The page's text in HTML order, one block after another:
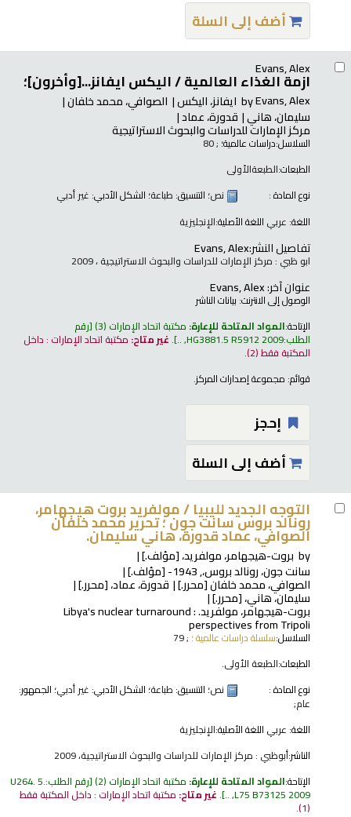
أضف إلى السلة
Evans, Alex
ازمة الغذاء العالمية /اليكس ايفانز...[وأخرون]؛
Evans, Alex
by ايفانز، اليكس الصوافي، محمد خلفان
سليمان، هاني قدورة، عماد
مركز الإمارات للدراسات والبحوث الاستراتيجية
السلاسل:دراسات عالمية؛ ; 80
الطبعات:الطبعةالأولى
نوع المادة :
نص؛ التنسيق: طباعة؛ الشكل الأدبي: غير أدبي
اللغة: عربي اللغة الأصلية:الإنجليزية
تفاصيل النشر:Evans, Alex
ابو ظبي : مركز الإمارات للدراسات والبحوث الاستراتيجية ، 2009
عنوان آخر:Evans, Alex
الوصول إلى الانترنت: بيانات الناشر
الإتاحة:المواد المتاحة للإعارة: مكتبة اتحاد الإمارات (3) رقم
الطلب:HG3881.5 R5912 2009, ..
.غير متاح: مكتبة اتحاد الإمارات : داخل
المكتبة فقط(2).
قوائم: مجموعة إصدارات المركز.
إحجز
أضف إلى السلة
التوجه الجديد لليبيا /مولفريد بروت هيجهامر،
رونالد بروس سانت جون ؛ تحرير محمد خلفان
الصوافي، عماد قدورة، هاني سليمان.
by بروت-هيجهامر، مولفريد،[مؤلف.]
سانت جون، رونالد بروس،, 1943- [مؤلف.]
الصوافي، محمد خلفان[محرر.] قدورة، عماد،[محرر.]
سليمان، هاني،[محرر.]
بروت-هيجهامر، مولفريد . Libya's nuclear turnaround :
perspectives from Tripoli
السلاسل:سلسلة دراسات عالمية ؛ ; 79
الطبعات:الطبعة الأولى.
نوع المادة :
نص؛ التنسيق: طباعة؛ الشكل الأدبي: غير أدبي؛ الجمهور:
عام;
اللغة: عربي اللغة الأصلية:الإنجليزية
الناشر:أبوظبي : مركز الإمارات للدراسات والبحوث الاستراتيجية، 2009
الإتاحة:المواد المتاحة للإعارة: مكتبة اتحاد الإمارات (2) رقم الطلب:U264. 5.
L75 B73125 2009, ..
.غير متاح: مكتبة اتحاد الإمارات : داخل المكتبة فقط
(1).